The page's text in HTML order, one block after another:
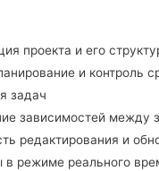
проекта и его
и контроль
задач
зависимостей между
редактирования и
в режиме реального